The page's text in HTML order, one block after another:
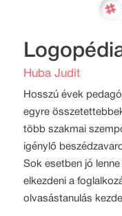
Huba Judit
Hosszú évek
egyre
több szakmai
igénylő
Sok esetben jó
elkezdeni a
olvasástanulás